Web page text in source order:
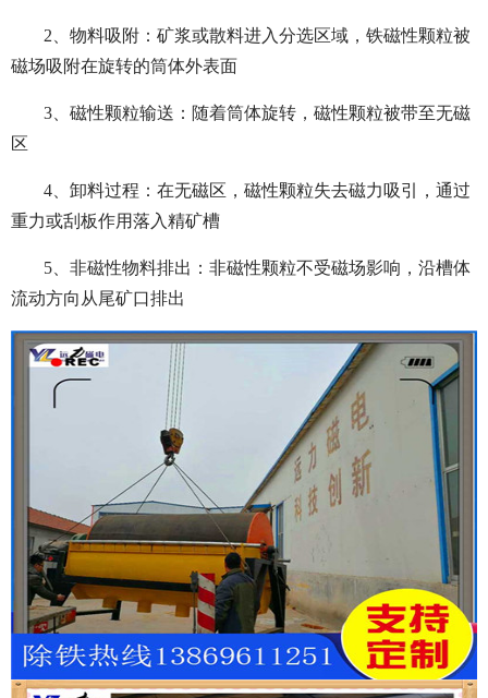
2、物料吸附：矿浆或散料进入分选区域，铁磁性颗粒被
磁场吸附在旋转的筒体外表面
3、磁性颗粒输送：随着筒体旋转，磁性颗粒被带至无磁
区
4、卸料过程：在无磁区，磁性颗粒失去磁力吸引，通过
重力或刮板作用落入精矿槽
5、非磁性物料排出：非磁性颗粒不受磁场影响，沿槽体
流动方向从尾矿口排出